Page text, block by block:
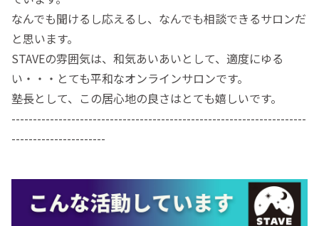
なんでも聞けるし応えるし、なんでも相談できるサロンだ
と思います。
STAVEの雰囲気は、和気あいあいとして、適度にゆる
い・・・とても平和なオンラインサロンです。
塾長として、この居心地の良さはとても嬉しいです。
---------------------------------------------------------------------
----------------------